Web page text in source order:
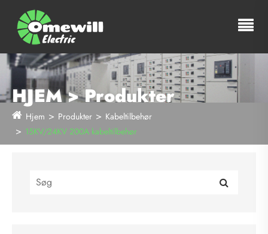
HJEM > Produkter
Hjem Produkter
Kabeltilbehør
15KV/24KV 200A kabeltilbehør